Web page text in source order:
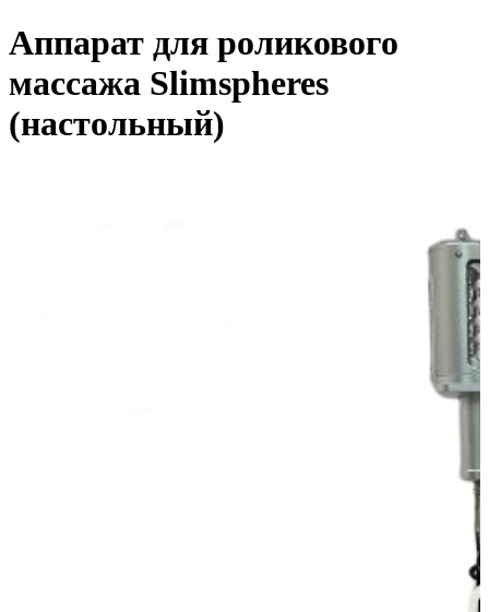
Аппарат для роликового
массажа Slimspheres
(настольный)